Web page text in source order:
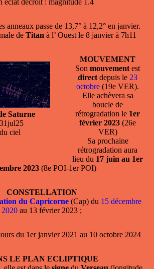
éclat décroît : magnitude 1.4
anneaux passe de 13,7° à 12,2° en janvier.
de Titan à l’ Ouest le 8 janvier à 7h11
Saturne
ciel
MOUVEMENT
Son mouvement est
direct depuis le 23
octobre (19e VER).
Elle achèvera sa
boucle de
rétrogradation le 1er
février 2023 (26e
VER)
Sa prochaine
rétrogradation aura
lieu du 17 juin au 1er
2023 (8e POI-1er POI)
CONSTELLATION
du Capricorne (Cap) du 15 décembre
2020 au 13 février 2023 ;
du 1er janvier 2021 au 10 octobre 2024
LE PLAN ECLIPTIQUE